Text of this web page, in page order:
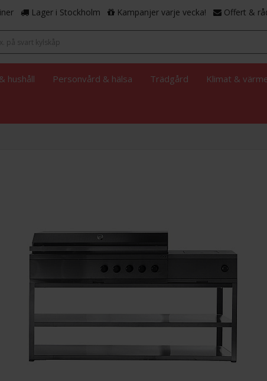
Lager i Stockholm Kampanjer varje vecka! Offert &
hushåll Personvård & hälsa Trädgård Klimat &